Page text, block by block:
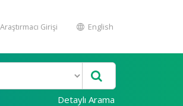
Araştırmacı Girişi English
Detaylı Arama